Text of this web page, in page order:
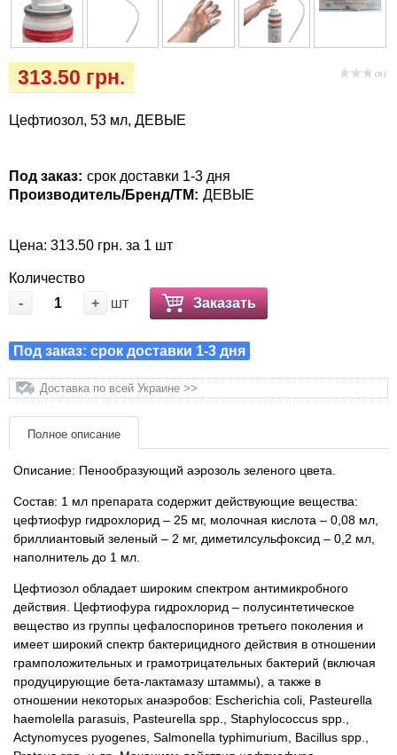
( 0 )
313.50 грн.
Цефтиозол, 53 мл, ДЕВЫЕ
Под заказ: срок доставки 1-3 дня
Производитель/Бренд/ТМ: ДЕВЫЕ
Цена: 313.50 грн. за 1 шт
Количество
-
+ шт Заказать
Под заказ: срок доставки 1-3 дня
Доставка по всей Украине >>
Полное описание
Описание: Пенообразующий аэрозоль зеленого цвета.
Состав: 1 мл препарата содержит действующие вещества:
цефтиофур гидрохлорид – 25 мг, молочная кислота – 0,08 мл,
бриллиантовый зеленый – 2 мг, диметилсульфоксид – 0,2 мл,
наполнитель до 1 мл.
Цефтиозол обладает широким спектром антимикробного
действия. Цефтиофура гидрохлорид – полусинтетическое
вещество из группы цефалоспоринов третьего поколения и
имеет широкий спектр бактерицидного действия в отношении
грамположительных и грамотрицательных бактерий (включая
продуцирующие бета-лактамазу штаммы), а также в
отношении некоторых анаэробов: Escherichia coli, Pasteurella
haemolella parasuis, Pasteurella spp., Staphylococcus spp.,
Actynomyces pyogenes, Salmonella typhimurium, Bacillus spp.,
Ласощі та корма
Vet Diet Canine Wet - ветеринарные диеты
для собак
Лежаки, домики, охлаждая коврики
Одежда и обувь
Послеоперационные средства и
расходные материалы
Подарочные сертификаты
Товары для голубей
Товары для грызунов
Товары для лошадей
Товары для людей
Хозряд - хозтовары оптом
Популярные зоотовары
Архив / Снято с производства